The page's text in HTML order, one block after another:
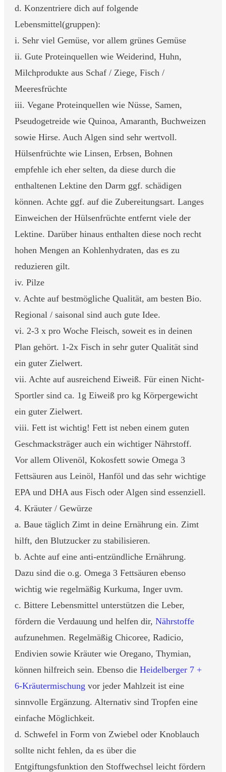
d. Konzentriere dich auf folgende
Lebensmittel(gruppen):
i. Sehr viel Gemüse, vor allem grünes Gemüse
ii. Gute Proteinquellen wie Weiderind, Huhn,
Milchprodukte aus Schaf / Ziege, Fisch /
Meeresfrüchte
iii. Vegane Proteinquellen wie Nüsse, Samen,
Pseudogetreide wie Quinoa, Amaranth, Buchweizen
sowie Hirse. Auch Algen sind sehr wertvoll.
Hülsenfrüchte wie Linsen, Erbsen, Bohnen
empfehle ich eher selten, da diese durch die
enthaltenen Lektine den Darm ggf. schädigen
können. Achte ggf. auf die Zubereitungsart. Langes
Einweichen der Hülsenfrüchte entfernt viele der
Lektine. Darüber hinaus enthalten diese noch recht
hohen Mengen an Kohlenhydraten, das es zu
reduzieren gilt.
iv. Pilze
v. Achte auf bestmögliche Qualität, am besten Bio.
Regional / saisonal sind auch gute Idee.
vi. 2-3 x pro Woche Fleisch, soweit es in deinen
Plan gehört. 1-2x Fisch in sehr guter Qualität sind
ein guter Zielwert.
vii. Achte auf ausreichend Eiweiß. Für einen Nicht-
Sportler sind ca. 1g Eiweiß pro kg Körpergewicht
ein guter Zielwert.
viii. Fett ist wichtig! Fett ist neben einem guten
Geschmacksträger auch ein wichtiger Nährstoff.
Vor allem Olivenöl, Kokosfett sowie Omega 3
Fettsäuren aus Leinöl, Hanföl und das sehr wichtige
EPA und DHA aus Fisch oder Algen sind essenziell.
4. Kräuter / Gewürze
a. Baue täglich Zimt in deine Ernährung ein. Zimt
hilft, den Blutzucker zu stabilisieren.
b. Achte auf eine anti-entzündliche Ernährung.
Dazu sind die o.g. Omega 3 Fettsäuren ebenso
wichtig wie regelmäßig Kurkuma, Inger uvm.
c. Bittere Lebensmittel unterstützen die Leber,
fördern die Verdauung und helfen dir, Nährstoffe
aufzunehmen. Regelmäßig Chicoree, Radicio,
Endivien sowie Kräuter wie Oregano, Thymian,
können hilfreich sein. Ebenso die Heidelberger 7 +
6-Kräutermischung vor jeder Mahlzeit ist eine
sinnvolle Ergänzung. Alternativ sind Tropfen eine
einfache Möglichkeit.
d. Schwefel in Form von Zwiebel oder Knoblauch
sollte nicht fehlen, da es über die
Entgiftungsfunktion den Stoffwechsel leicht fördern